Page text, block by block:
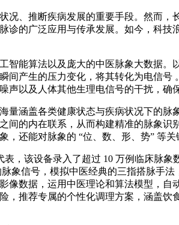
、推断疾病发展的重要手段。然而
的广泛应用与传承发展。如今，科
能算法以及庞大的中医脉象大数据
产生的压力变化，将其转化为电信
以及人体其他生理电信号的干扰，确
涵盖各类健康状态与疾病状况下的
的内在联系，从而构建精准的脉象
还能对脉象的 “位、数、形、势” 等关
，该设备录入了超过 10 万例临床脉
象信号，模拟中医经典的三指搭脉手
数据，运用中医理论和算法模型，
推荐专属的个性化调理方案，涵盖饮